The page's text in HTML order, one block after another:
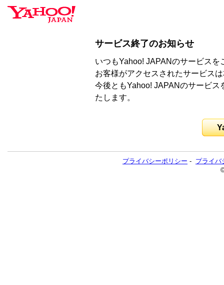
サービス終了のお知らせ
いつもYahoo! JAPANのサービス
お客様がアクセスされたサービス
今後ともYahoo! JAPANのサービ
たします。
プライバシーポリシー - プライバ